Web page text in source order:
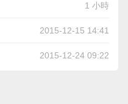
1 小時
2015-12-15 14:41
2015-12-24 09:22